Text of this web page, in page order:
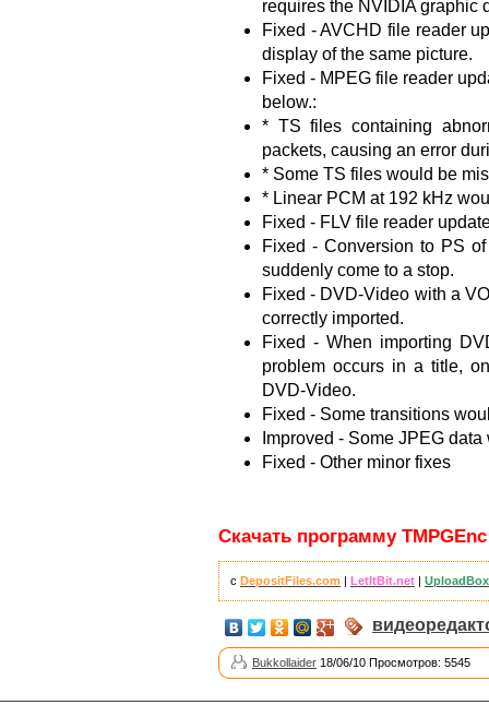
requires the NVIDIA graphic
Fixed - AVCHD file reader
display of the same picture.
Fixed - MPEG file reader
below.:
* TS files containing
packets, causing an error
* Some TS files would be
* Linear PCM at 192 kHz
Fixed - FLV file reader
Fixed - Conversion to PS
suddenly come to a stop.
Fixed - DVD-Video with a
correctly imported.
Fixed - When importing
problem occurs in a title,
DVD-Video.
Fixed - Some transitions
Improved - Some JPEG
Fixed - Other minor fixes
Скачать программу
с DepositFiles.com LetItBit.net
Bukkollaider 18/06/10 Просмотров: 5545